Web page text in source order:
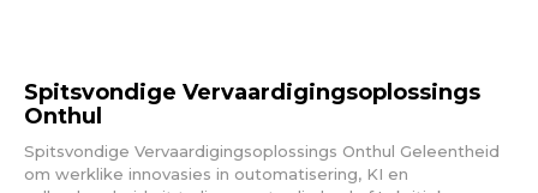
Spitsvondige Vervaardigingsoplossings
Onthul
Spitsvondige Vervaardigingsoplossings Onthul Geleentheid
om werklike innovasies in outomatisering, KI en